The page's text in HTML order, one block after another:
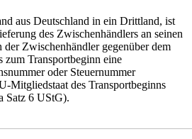
aus Deutschland in ein Drittland, ist
des Zwischenhändlers an seinen
Zwischenhändler gegenüber dem
zum Transportbeginn eine
oder Steuernummer
Mitgliedstaat des Transportbeginns
Satz 6 UStG).